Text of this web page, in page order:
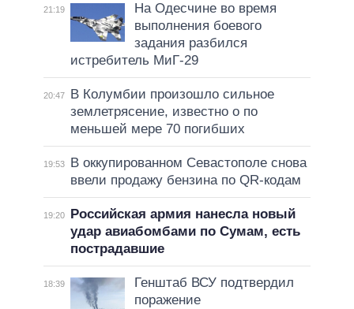
21:19
На Одесчине во время
выполнения боевого
задания разбился
истребитель МиГ-29
20:47
В Колумбии произошло сильное
землетрясение, известно о по
меньшей мере 70 погибших
19:53
В оккупированном Севастополе снова
ввели продажу бензина по QR-кодам
19:20
Российская армия нанесла новый
удар авиабомбами по Сумам, есть
пострадавшие
18:39
Генштаб ВСУ подтвердил
поражение